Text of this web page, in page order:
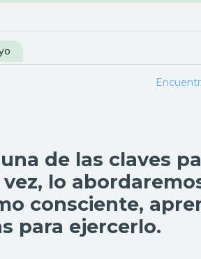
de las claves
lo
consciente,
para ejercerlo.